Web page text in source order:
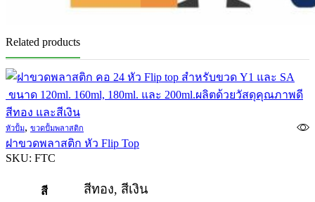
Related products
หัวปั้ม, ขวดปั้มพลาสติก
ฝาขวดพลาสติก หัว Flip Top
SKU: FTC
สี สีทอง, สีเงิน